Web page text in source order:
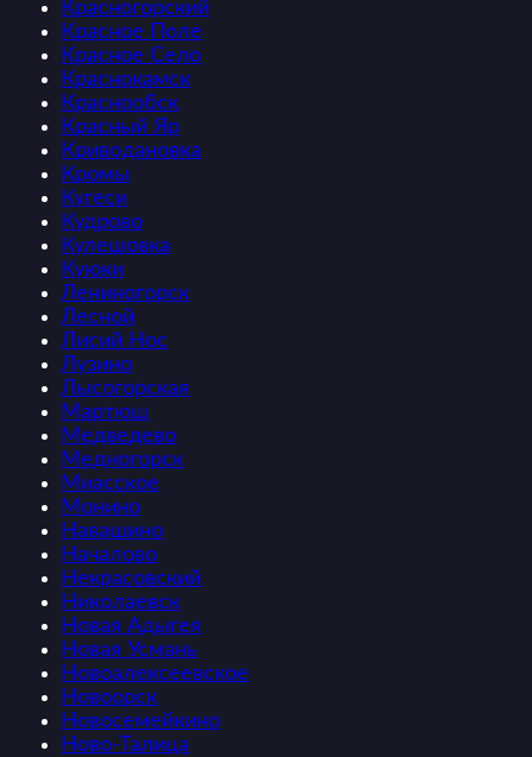
Красногорский
Красное Поле
Красное Село
Краснокамск
Краснообск
Красный Яр
Криводановка
Кромы
Кугеси
Кудрово
Кулешовка
Куюки
Лениногорск
Лесной
Лисий Нос
Лузино
Лысогорская
Мартюш
Медведево
Медногорск
Миасское
Монино
Навашино
Началово
Некрасовский
Николаевск
Новая Адыгея
Новая Усмань
Новоалексеевское
Новоорск
Новосемейкино
Ново-Талица